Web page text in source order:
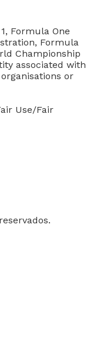
Formula One
Formula
Championship
associated with
or
Use/Fair